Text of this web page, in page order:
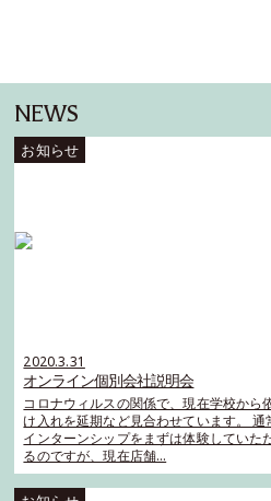
NEWS
2020.3.31
オンライン個別会社説明会
コロナウィルスの関係で、現在学校から
け入れを延期など見合わせています。 通
インターンシップをまずは体験していた
るのですが、現在店舗…